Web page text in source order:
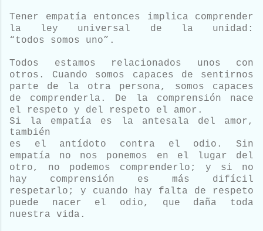
Tener empatía entonces implica comprender
la ley universal de la unidad:
“todos somos uno”.
Todos estamos relacionados unos con
otros. Cuando somos capaces de sentirnos
parte de la otra persona, somos capaces
de comprenderla. De la comprensión nace
el respeto y del respeto el amor.
Si la empatía es la antesala del amor,
también
es el antídoto contra el odio. Sin
empatía no nos ponemos en el lugar del
otro, no podemos comprenderlo; y si no
hay comprensión es más difícil
respetarlo; y cuando
hay falta de respeto
puede nacer el odio, que daña toda
nuestra vida.